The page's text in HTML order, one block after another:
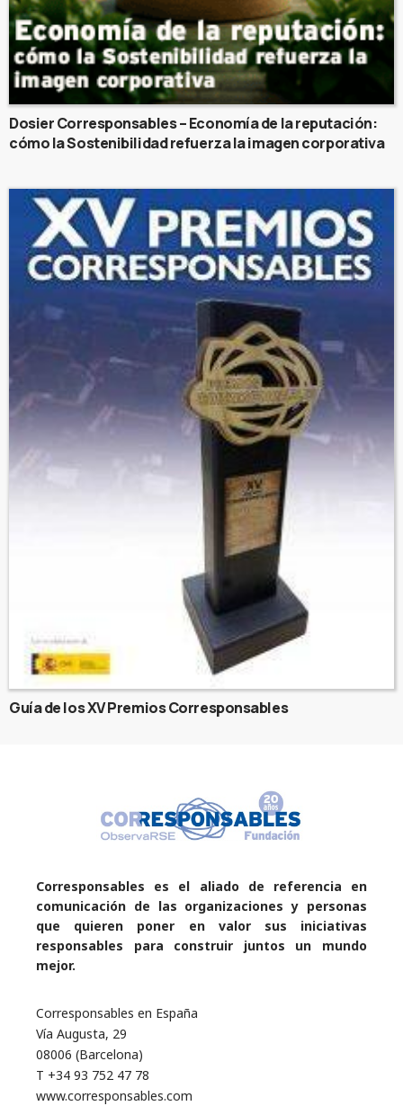
Dosier Corresponsables – Economía de la reputación:
cómo la Sostenibilidad refuerza la imagen corporativa
Guía de los XV Premios Corresponsables
Corresponsables es el aliado de referencia en
comunicación de las organizaciones y personas
que quieren poner en valor sus iniciativas
responsables para construir juntos un mundo
mejor.
Corresponsables en España
Vía Augusta, 29
08006 (Barcelona)
T +34 93 752 47 78
www.corresponsables.com